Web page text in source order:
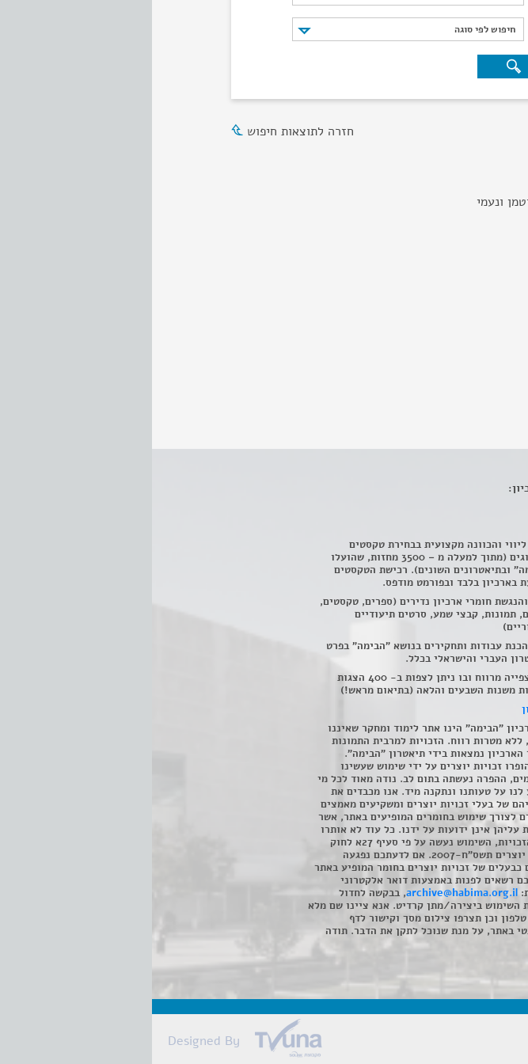
חיפוש לפי סוגה
חיפוש לפי סוגה
חזרה לתוצאות חיפוש
ויטמן ונעמי
ליווי והכוונה מקצועית בבחירת טקסטים
ומונולוגים (מתוך למעלה מ – 3500 מחזות, שהועלו
ובתיאטרונים השונים). רכישת הטקסטים
בארכיון בלבד ובפורמט מודפס.
חומרי ארכיון נדירים (ספרים, טקסטים,
תמונות, קבצי שמע, סרטים תיעודיים
עבודות ותחקירים בנושא "הבימה" בפרט
העברי והישראלי בכלל.
חדר הצפייה מרווח ובו ניתן לצפות ב- 400 הצגות
משנות השבעים והלאה (בתיאום מראש!)
"הבימה" הינו אתר לימוד ומחקר שאיננו
ללא מטרות רווח. הזכויות למרבית התמונות
נמצאות בידי תיאטרון "הבימה".
זכויות יוצרים על ידי שימוש שעשינו
ההפרה נעשתה בתום לב. נודה מאוד לכל מי
לנו על טעותנו ונתקנה מיד. אנו מכבדים את
של בעלי זכויות יוצרים ומשקיעים מאמצים
לצורך שימוש בחומרים המופיעים באתר, אשר
עליהן אינן ידועות על ידנו. כל עוד לא אותרו
בעלי הזכויות, השימוש נעשה על פי סעיף 27א לחוק
זכויות יוצרים תשס"ח-2007. אם לדעתכם נפגעה
כבעלים של זכויות יוצרים בחומר המופיע באתר
רשאים לפנות באמצעות דואר אלקטרוני
archive@habima.org.il, בבקשה לחדול
השימוש ביצירה/מתן קרדיט. אנא ציינו שם מלא
וכן תצרפו צילום מסך וקישור לדף
באתר, על מנת שנוכל לתקן את הדבר. תודה
Designed By